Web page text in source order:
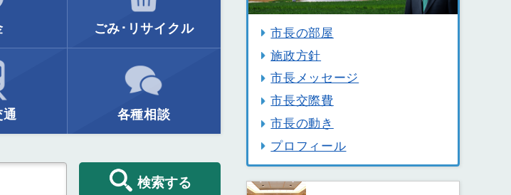
ごみ･リサイクル
通 各種相談
検索する
市長の部屋
施政方針
市長メッセージ
市長交際費
市長の動き
プロフィール